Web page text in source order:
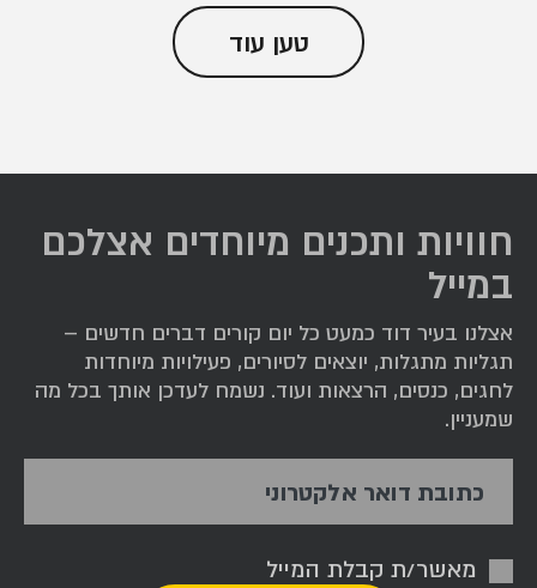
טען עוד
חוויות ותכנים מיוחדים אצלכם
במייל
אצלנו בעיר דוד כמעט כל יום קורים דברים חדשים –
תגליות מתגלות, יוצאים לסיורים, פעילויות מיוחדות
לחגים, כנסים, הרצאות ועוד. נשמח לעדכן אותך בכל מה
שמעניין.
כתובת דואר אלקטרוני
מאשר/ת קבלת המייל